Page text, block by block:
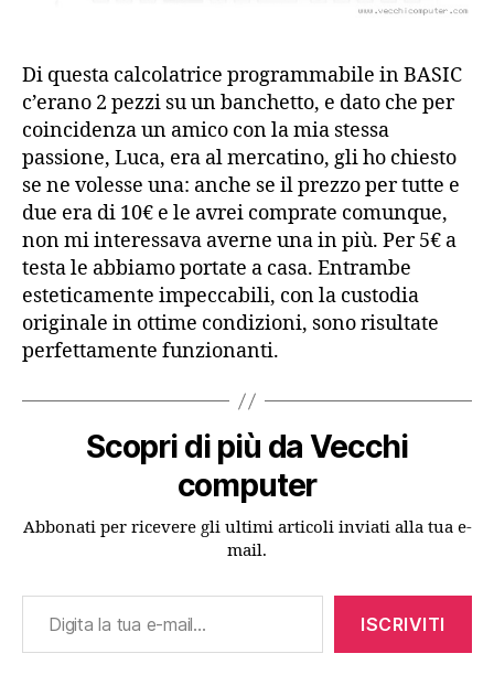
Di questa calcolatrice programmabile in BASIC
c’erano 2 pezzi su un banchetto, e dato che per
coincidenza un amico con la mia stessa
passione, Luca, era al mercatino, gli ho chiesto
se ne volesse una: anche se il prezzo per tutte e
due era di 10€ e le avrei comprate comunque,
non mi interessava averne una in più. Per 5€ a
testa le abbiamo portate a casa. Entrambe
esteticamente impeccabili, con la custodia
originale in ottime condizioni, sono risultate
perfettamente funzionanti.
Scopri di più da Vecchi
computer
Abbonati per ricevere gli ultimi articoli inviati alla tua e-
mail.
Digita la tua e-mail...
ISCRIVITI